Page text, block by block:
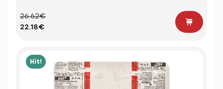
26.62€
22.18€
Hit!